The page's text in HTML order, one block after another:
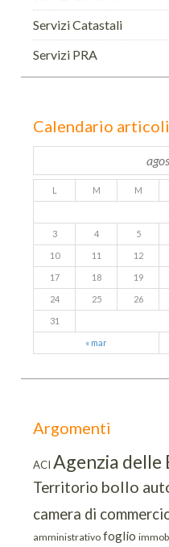
Servizi Catastali
Servizi PRA
Calendario articoli
L M M
« mar
3 4 5
10 11 12
17 18 19
24 25 26
31
Argomenti
ACI Agenzia delle
Territorio bollo
camera di
amministrativo foglio